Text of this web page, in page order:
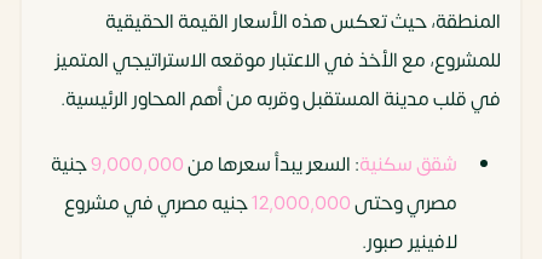
المنطقة، حيث تعكس هذه الأسعار القيمة الحقيقية
للمشروع، مع الأخذ في الاعتبار موقعه الاستراتيجي المتميز
في قلب مدينة المستقبل وقربه من أهم المحاور الرئيسية.
شقق سكنية: السعر يبدأ سعرها من9,000,000جنية
مصري وحتى12,000,000
جنيه مصري في مشروع
لافينير صبور.